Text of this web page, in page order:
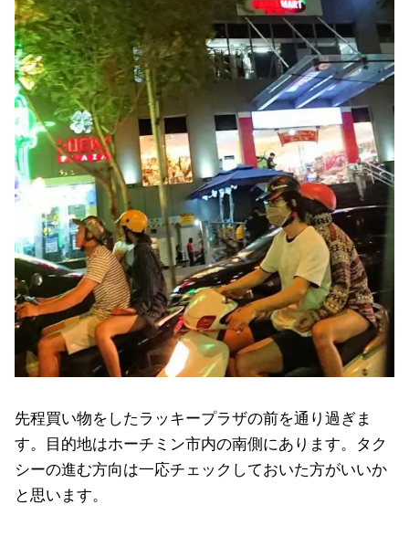
先程買い物をしたラッキープラザの前を通り過ぎま
す。目的地はホーチミン市内の南側にあります。タク
シーの進む方向は一応チェックしておいた方がいいか
と思います。